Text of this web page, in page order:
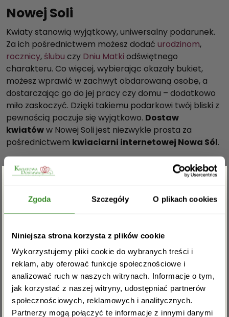
Zgoda Szczegóły O plikach cookies
Niniejsza strona korzysta z plików cookie
Wykorzystujemy pliki cookie do wybranych treści i
reklam, aby oferować funkcje społecznościowe i
analizować ruch w naszych witrynach. Informacje o tym,
jak korzystać z naszej witryny, udostępniać partnerów
społecznościowych, reklamowych i analitycznych.
Partnerzy mogą połączyć te informacje z innymi danymi
Nowej Soli
Kwiaty stanowią wyjątkowy, uniwersalny podarunek.
Za ich pośrednictwem możesz dodać urodzinom,
rocznicy, ślubu czy Dniu Matki odświętnego
charakteru. Co więcej, wybierając okazały bukiet,
możesz wprawić w zachwyt obdarowaną osobę, a
dostarczając go do jej pracy czy domu – dodatkowo
miło zaskoczyć. Dzięki takiemu podarkowi twój bliski z
pewnością poczuje się wyjątkowo. Dostaw
kwiatóww Nowej Soli jest niezwykle prosta za
pośrednictwem kwiaciarni internetowej Nowa Sól.
Kwiaty z dostawą Nowa Sól
kwiaciarnie lub sklepy są zamknięte? A może nie
zdążysz kupić kwiatów na urodziny znajomego? Bez
stronykwiaciarnia internetowa Nowa Sól
bukiet, a my dostarczymy go pod wskazany adres! Co
więcej, na specjalne życzenie możemy go dostarczyć
nawet w mniej niż 2 godziny! Oprócz tego przy
zakupach powyżej 100 złotych oferujemydarmową
dostawę!
Zgarnij rabat -5%
Zapisz się do newslettera i zgarnij
rabat na pierwsze zakupy!